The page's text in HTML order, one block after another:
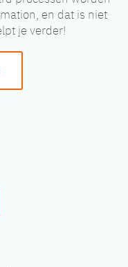
en dat is niet
je verder!